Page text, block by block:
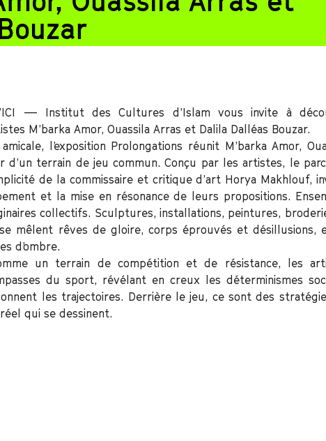
— Institut des Cultures d’Islam vous invite à
M’barka Amor, Ouassila Arras et Dalila Dalléas Bouzar.
l’exposition Prolongations réunit M’barka Amor,
d’un terrain de jeu commun. Conçu par les artistes, le
de la commissaire et critique d’art Horya Makhlouf,
et la mise en résonance de leurs propositions.
collectifs. Sculptures, installations, peintures,
mêlent rêves de gloire, corps éprouvés et désillusions,
d’ombre.
un terrain de compétition et de résistance, les
du sport, révélant en creux les déterminismes
les trajectoires. Derrière le jeu, ce sont des
qui se dessinent.